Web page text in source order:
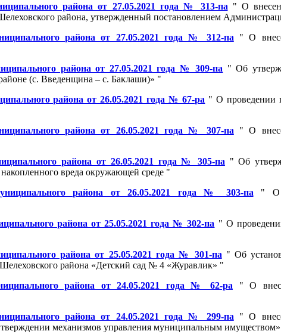
района от 27.05.2021 года № 313-па " О
района, утвержденный постановлением
района от 27.05.2021 года № 312-па " О
района от 27.05.2021 года № 309-па " Об
(с. Введенщина – с. Баклаши)» "
района от 26.05.2021 года № 67-ра " О проведении
района от 26.05.2021 года № 307-па " О
района от 26.05.2021 года № 305-па " Об
вреда окружающей среде "
района от 26.05.2021 года № 303-па " О
района от 25.05.2021 года № 302-па " О
района от 25.05.2021 года № 301-па " Об
района «Детский сад № 4 «Журавлик» "
района от 24.05.2021 года № 62-ра " О
района от 24.05.2021 года № 299-па " О
механизмов управления муниципальным